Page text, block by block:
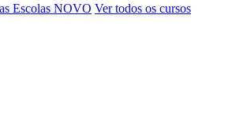
Escolas NOVO Ver todos os cursos